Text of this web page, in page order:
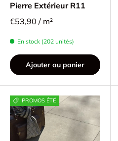
Pierre Extérieur R11
€53,90 / m²
En stock (202 unités)
Ajouter au panier
PROMOS ÉTÉ